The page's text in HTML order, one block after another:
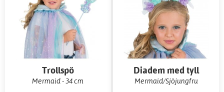
Trollspö
Mermaid - 34 cm
Diadem med tyll
Mermaid/Sjöjungfru